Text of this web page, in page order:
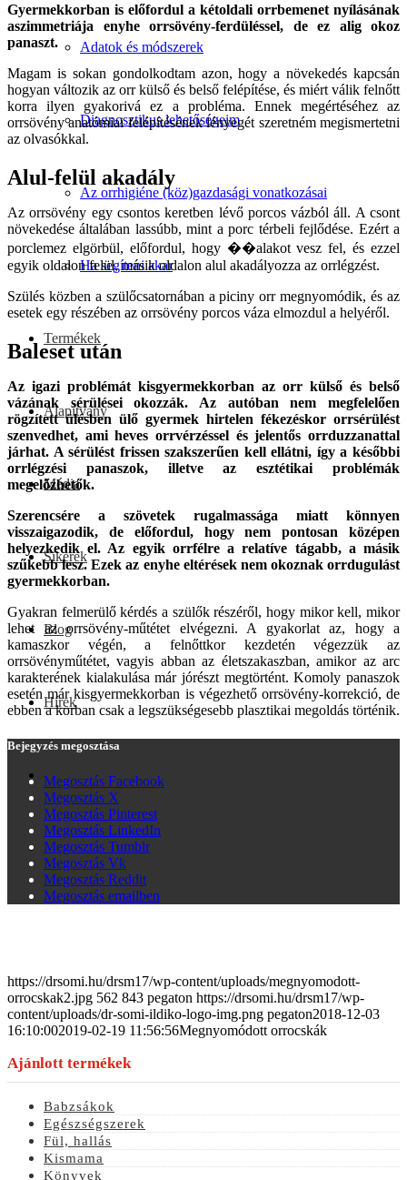
Adatok és módszerek
Diagnosztikus lehetőségeim
Az orrhigiéne (köz)gazdasági vonatkozásai
Ha segíteni akar
Termékek
Alapítvány
Média
Sikerek
Blog
Hírek
Kapcsolat
Menu Menu
Gyermekkorban is előfordul a kétoldali orrbemenet nyílásának
aszimmetriája enyhe orrsövény-ferdüléssel, de ez alig okoz
panaszt.
Magam is sokan gondolkodtam azon, hogy a növekedés kapcsán
hogyan változik az orr külső és belső felépítése, és miért válik felnőtt
korra ilyen gyakorivá ez a probléma. Ennek megértéséhez az
orrsövény anatómiai felépítésének lényegét szeretném megismertetni
az olvasókkal.
Alul-felül akadály
Az orrsövény egy csontos keretben lévő porcos vázból áll. A csont
növekedése általában lassúbb, mint a porc térbeli fejlődése. Ezért a
porclemez elgörbül, előfordul, hogy ��alakot vesz fel, és ezzel
egyik oldalon felül, másik oldalon alul akadályozza az orrlégzést.
Szülés közben a szülőcsatornában a piciny orr megnyomódik, és az
esetek egy részében az orrsövény porcos váza elmozdul a helyéről.
Baleset után
Az igazi problémát kisgyermekkorban az orr külső és belső
vázának sérülései okozzák. Az autóban nem megfelelően
rögzített ülésben ülő gyermek hirtelen fékezéskor orrsérülést
szenvedhet, ami heves orrvérzéssel és jelentős orrduzzanattal
járhat. A sérülést frissen szakszerűen kell ellátni, így a későbbi
orrlégzési panaszok, illetve az esztétikai problémák
megelőzhetők.
Szerencsére a szövetek rugalmassága miatt könnyen
visszaigazodik, de előfordul, hogy nem pontosan középen
helyezkedik el. Az egyik orrfélre a relatíve tágabb, a másik
szűkebb lesz. Ezek az enyhe eltérések nem okoznak orrdugulást
gyermekkorban.
Gyakran felmerülő kérdés a szülők részéről, hogy mikor kell, mikor
lehet az orrsövény-műtétet elvégezni. A gyakorlat az, hogy a
kamaszkor végén, a felnőttkor kezdetén végezzük az
orrsövényműtétet, vagyis abban az életszakaszban, amikor az arc
karakterének kialakulása már jórészt megtörtént. Komoly panaszok
esetén már kisgyermekkorban is végezhető orrsövény-korrekció, de
ebben a korban csak a legszükségesebb plasztikai megoldás történik.
Bejegyzés megosztása
Megosztás Facebook
Megosztás X
Megosztás Pinterest
Megosztás LinkedIn
Megosztás Tumblr
Megosztás Vk
Megosztás Reddit
Megosztás emailben
https://drsomi.hu/drsm17/wp-content/uploads/megnyomodott-
orrocskak2.jpg 562 843 pegaton https://drsomi.hu/drsm17/wp-
content/uploads/dr-somi-ildiko-logo-img.png pegaton2018-12-03
16:10:002019-02-19 11:56:56Megnyomódott orrocskák
Ajánlott termékek
Babzsákok
Egészségszerek
Fül, hallás
Kismama
Könyvek